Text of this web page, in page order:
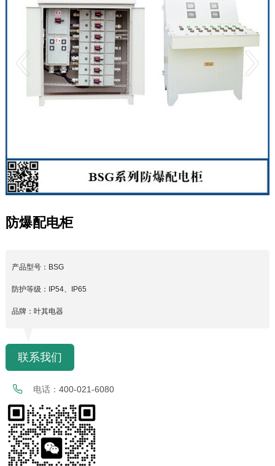
防爆配电柜
产品型号：BSG
防护等级：IP54、IP65
品牌：叶其电器
联系我们
电话： 400-021-6080